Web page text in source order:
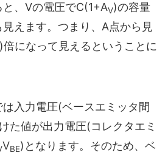
、Vの電圧でC(1+AV)の容量
えます。つまり、A点から見
)倍になって見えるということに
入力電圧(ベースエミッタ間
た値が出力電圧(コレクタエミ
VBE)となります。そのため、ベ